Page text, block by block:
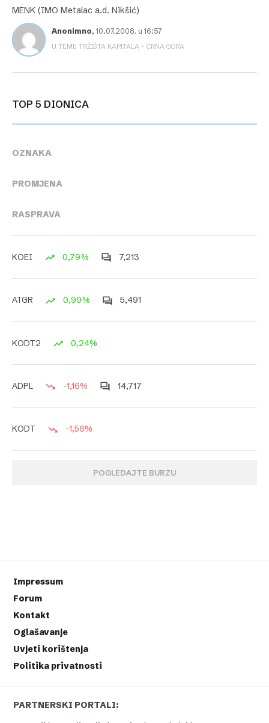
MENK (IMO Metalac a.d. Nikšić)
Anonimno, 10.07.2008. u 16:57
U TEMI: TRŽIŠTA KAPITALA – CRNA GORA
TOP 5 DIONICA
OZNAKA
PROMJENA
RASPRAVA
KOEI 0,79% 7,213
ATGR 0,99% 5,491
KODT2 0,24%
ADPL -1,16% 14,717
KODT -1,56%
POGLEDAJTE BURZU
Impressum
Forum
Kontakt
Oglašavanje
Uvjeti korištenja
Politika privatnosti
PARTNERSKI PORTALI: